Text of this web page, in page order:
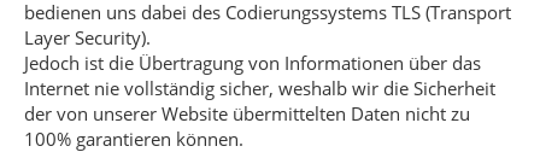
bedienen uns dabei des Codierungssystems TLS (Transport
Layer Security).
Jedoch ist die Übertragung von Informationen über das
Internet nie vollständig sicher, weshalb wir die Sicherheit
der von unserer Website übermittelten Daten nicht zu
100% garantieren können.